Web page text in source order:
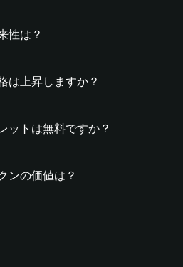
性は？
は上昇しますか？
ットは無料ですか？
ンの価値は？